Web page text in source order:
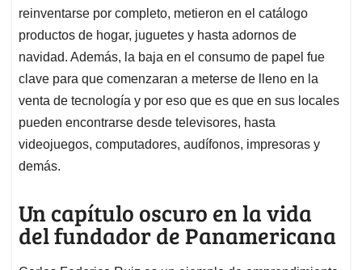
reinventarse por completo, metieron en el catálogo
productos de hogar, juguetes y hasta adornos de
navidad. Además, la baja en el consumo de papel fue
clave para que comenzaran a meterse de lleno en la
venta de tecnología y por eso que es que en sus locales
pueden encontrarse desde televisores, hasta
videojuegos, computadores, audífonos, impresoras y
demás.
Un capítulo oscuro en la vida
del fundador de Panamericana